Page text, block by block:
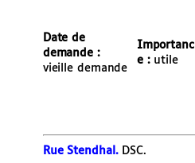
Date de
demande :
vieille demande
Importanc
e :utile
Rue Stendhal.DSC.